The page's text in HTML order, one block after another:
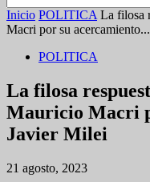
Inicio POLITICA La filosa
Macri por su acercamiento...
POLITICA
La filosa
Mauricio Macri
Javier Milei
21 agosto, 2023